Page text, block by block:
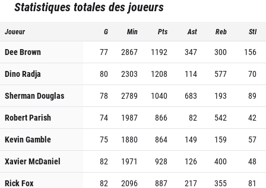
Statistiques totales des joueurs
Joueur G Min Pts Ast Reb Stl
Dee Brown 77 2867 1192 347 300
156
Dino Radja
80 2303 1208 114 577
70
Sherman Douglas
78 2789 1040 683 193
89
Robert Parish
74 1987 866 82 542
42
Kevin Gamble
75 1880 864 149 159
57
Xavier McDaniel
82 1971 928 126 400
48
Rick Fox
82 2096 887 217 355
81